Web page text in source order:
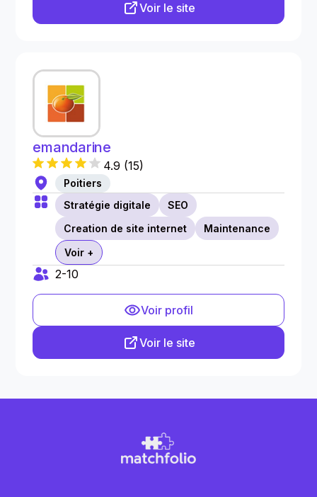
Voir le site
emandarine
4.9 (15)
Poitiers
Stratégie digitale
SEO
Creation de site internet
Maintenance
Voir +
2-10
Voir profil
Voir le site